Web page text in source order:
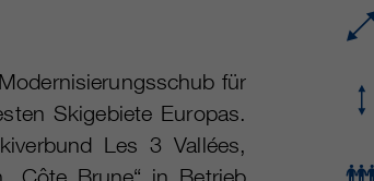
für
Skigebiete Europas.
Les 3 Vallées,
sgalinski Cookie Opt In
30 Tage
Speichert die vom Benutzer gewählten Cookie-
Mehrere - variieren zwischen 2 Jahren und 6
Diese Cookies werden von Google Analytics
verwendet, um verschiedene Arten von
Nutzungsinformationen zu sammeln,